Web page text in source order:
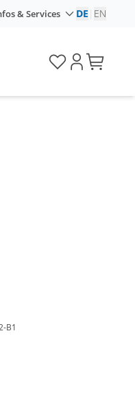
& Services DE EN
B1